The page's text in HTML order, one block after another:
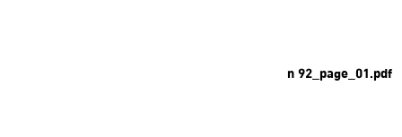
n 92_page_01.pdf